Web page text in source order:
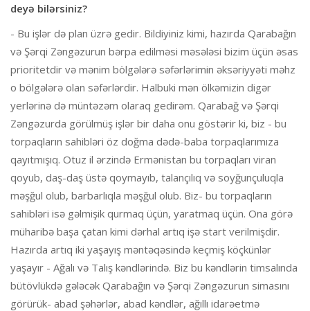
deyə bilərsiniz?
- Bu işlər də plan üzrə gedir. Bildiyiniz kimi, hazırda Qarabağın
və Şərqi Zəngəzurun bərpa edilməsi məsələsi bizim üçün əsas
prioritetdir və mənim bölgələrə səfərlərimin əksəriyyəti məhz
o bölgələrə olan səfərlərdir. Halbuki mən ölkəmizin digər
yerlərinə də müntəzəm olaraq gedirəm. Qarabağ və Şərqi
Zəngəzurda görülmüş işlər bir daha onu göstərir ki, biz - bu
torpaqların sahibləri öz doğma dədə-baba torpaqlarımıza
qayıtmışıq. Otuz il ərzində Ermənistan bu torpaqları viran
qoyub, daş-daş üstə qoymayıb, talançılıq və soyğunçuluqla
məşğul olub, barbarlıqla məşğul olub. Biz- bu torpaqların
sahibləri isə gəlmişik qurmaq üçün, yaratmaq üçün. Ona görə
müharibə başa çatan kimi dərhal artıq işə start verilmişdir.
Hazırda artıq iki yaşayış məntəqəsində keçmiş köçkünlər
yaşayır - Ağalı və Talış kəndlərində. Biz bu kəndlərin timsalında
bütövlükdə gələcək Qarabağın və Şərqi Zəngəzurun simasını
görürük- abad şəhərlər, abad kəndlər, ağıllı idarəetmə